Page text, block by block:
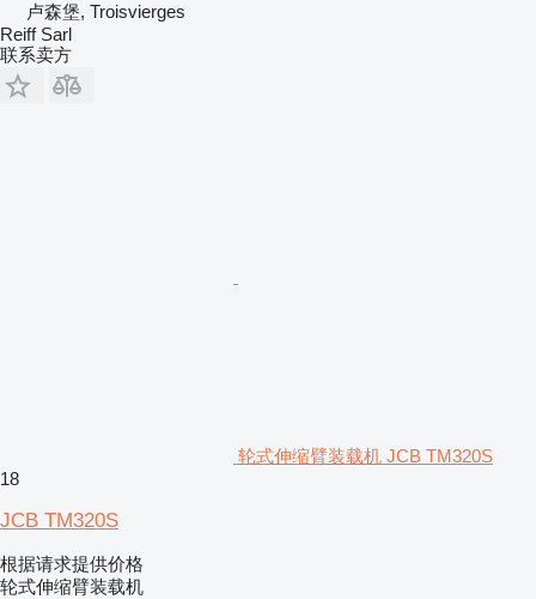
卢森堡, Troisvierges
Reiff Sarl
联系卖方
轮式伸缩臂装载机 JCB TM320S
18
JCB TM320S
根据请求提供价格
轮式伸缩臂装载机